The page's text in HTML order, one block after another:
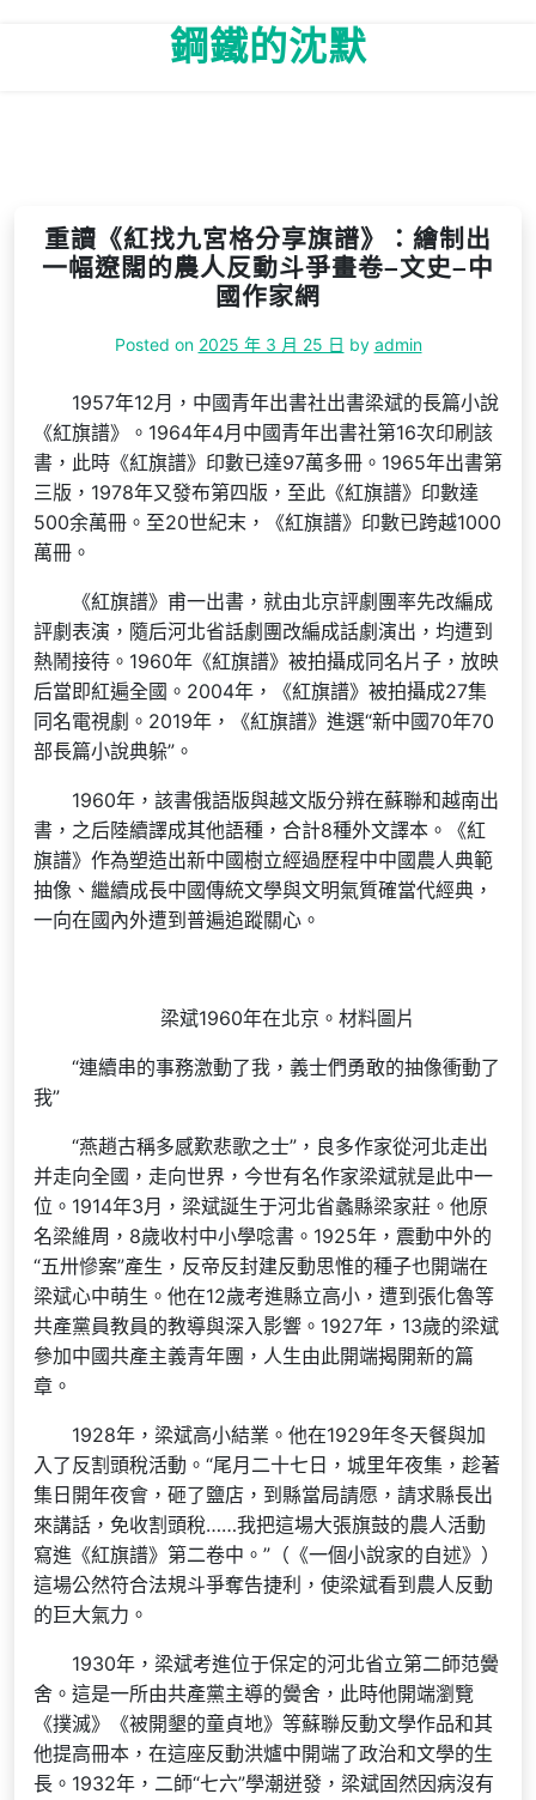
鋼鐵的沈默
重讀《紅找九宮格分享旗譜》：繪制出
一幅遼闊的農人反動斗爭畫卷–文史–中
國作家網
Posted on 2025 年 3 月 25 日 by admin
1957年12月，中國青年出書社出書梁斌的長篇小說
《紅旗譜》。1964年4月中國青年出書社第16次印刷該
書，此時《紅旗譜》印數已達97萬多冊。1965年出書第
三版，1978年又發布第四版，至此《紅旗譜》印數達
500余萬冊。至20世紀末，《紅旗譜》印數已跨越1000
萬冊。
《紅旗譜》甫一出書，就由北京評劇團率先改編成
評劇表演，隨后河北省話劇團改編成話劇演出，均遭到
熱鬧接待。1960年《紅旗譜》被拍攝成同名片子，放映
后當即紅遍全國。2004年，《紅旗譜》被拍攝成27集
同名電視劇。2019年，《紅旗譜》進選“新中國70年70
部長篇小說典躲”。
1960年，該書俄語版與越文版分辨在蘇聯和越南出
書，之后陸續譯成其他語種，合計8種外文譯本。《紅
旗譜》作為塑造出新中國樹立經過歷程中中國農人典範
抽像、繼續成長中國傳統文學與文明氣質確當代經典，
一向在國內外遭到普遍追蹤關心。
梁斌1960年在北京。材料圖片
“連續串的事務激動了我，義士們勇敢的抽像衝動了
我”
“燕趙古稱多感歎悲歌之士”，良多作家從河北走出
并走向全國，走向世界，今世有名作家梁斌就是此中一
位。1914年3月，梁斌誕生于河北省蠡縣梁家莊。他原
名梁維周，8歲收村中小學唸書。1925年，震動中外的
“五卅慘案”產生，反帝反封建反動思惟的種子也開端在
梁斌心中萌生。他在12歲考進縣立高小，遭到張化魯等
共產黨員教員的教導與深入影響。1927年，13歲的梁斌
參加中國共產主義青年團，人生由此開端揭開新的篇
章。
1928年，梁斌高小結業。他在1929年冬天餐與加
入了反割頭稅活動。“尾月二十七日，城里年夜集，趁著
集日開年夜會，砸了鹽店，到縣當局請愿，請求縣長出
來講話，免收割頭稅……我把這場大張旗鼓的農人活動
寫進《紅旗譜》第二卷中。”（《一個小說家的自述》）
這場公然符合法規斗爭奪告捷利，使梁斌看到農人反動
的巨大氣力。
1930年，梁斌考進位于保定的河北省立第二師范黌
舍。這是一所由共產黨主導的黌舍，此時他開端瀏覽
《撲滅》《被開墾的童貞地》等蘇聯反動文學作品和其
他提高冊本，在這座反動洪爐中開端了政治和文學的生
長。1932年，二師“七六”學潮迸發，梁斌固然因病沒有